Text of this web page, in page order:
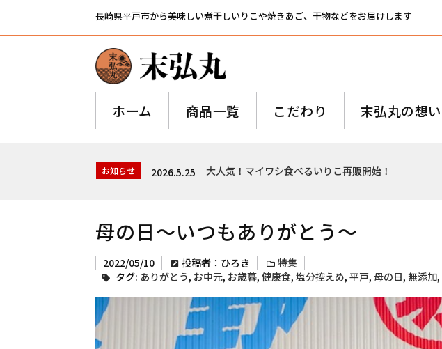
長崎県平戸市から美味しい煮干しいりこや焼きあご、干物などをお届けします
ホーム 商品一覧 こだわり 末弘丸の想い
お知らせ 2026.5.25 大人気！マイワシ食べるいりこ再販開始！
母の日～いつもありがとう～
2022/05/10 投稿者：ひろき
特集
タグ: ありがとう, お中元, お歳暮, 健康食, 塩分控えめ, 平戸, 母の日, 無添加,